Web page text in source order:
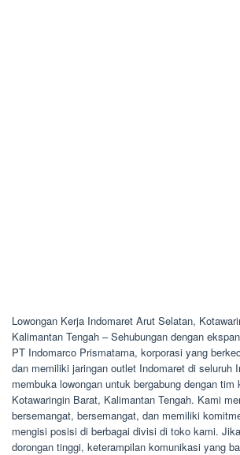
Lowongan Kerja Indomaret Arut Selatan,
Kalimantan Tengah – Sehubungan dengan
PT Indomarco Prismatama, korporasi yang
dan memiliki jaringan outlet Indomaret di seluruh
membuka lowongan untuk bergabung dengan
Kotawaringin Barat, Kalimantan Tengah. Kami
bersemangat, bersemangat, dan memiliki
mengisi posisi di berbagai divisi di toko kami.
dorongan tinggi, keterampilan komunikasi yang